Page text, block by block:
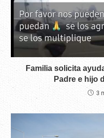
Familia solicita
Padre e hijo
3